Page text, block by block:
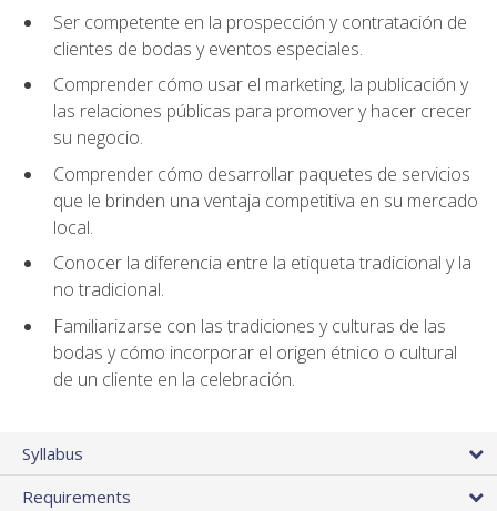
Ser competente en la prospección y contratación de
clientes de bodas y eventos especiales.
Comprender cómo usar el marketing, la publicación y
las relaciones públicas para promover y hacer crecer
su negocio.
Comprender cómo desarrollar paquetes de servicios
que le brinden una ventaja competitiva en su mercado
local.
Conocer la diferencia entre la etiqueta tradicional y la
no tradicional.
Familiarizarse con las tradiciones y culturas de las
bodas y cómo incorporar el origen étnico o cultural
de un cliente en la celebración.
Syllabus
Requirements